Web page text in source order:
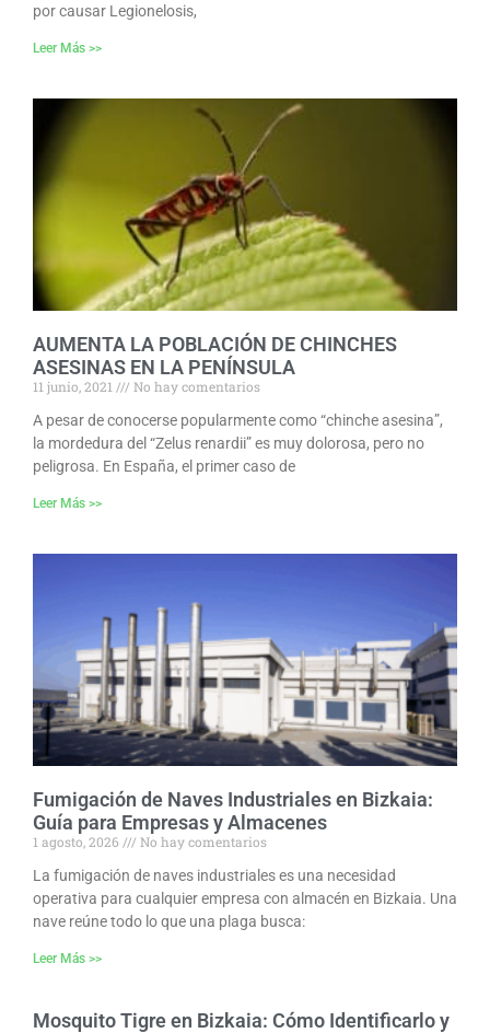
por causar Legionelosis,
Leer Más >>
AUMENTA LA POBLACIÓN DE CHINCHES
ASESINAS EN LA PENÍNSULA
11 junio, 2021
No hay comentarios
A pesar de conocerse popularmente como “chinche asesina”,
la mordedura del “Zelus renardii” es muy dolorosa, pero no
peligrosa. En España, el primer caso de
Leer Más >>
Fumigación de Naves Industriales en Bizkaia:
Guía para Empresas y Almacenes
1 agosto, 2026
No hay comentarios
La fumigación de naves industriales es una necesidad
operativa para cualquier empresa con almacén en Bizkaia. Una
nave reúne todo lo que una plaga busca:
Leer Más >>
Mosquito Tigre en Bizkaia: Cómo Identificarlo y